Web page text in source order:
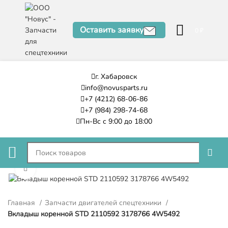
Оставить заявку
г. Хабаровск
info@novusparts.ru
+7 (4212) 68-06-86
+7 (984) 298-74-68
Пн-Вс с 9:00 до 18:00
Нажмите, чтобы увеличить
Главная
Запчасти двигателей спецтехники
Вкладыш коренной STD 2110592 3178766 4W5492